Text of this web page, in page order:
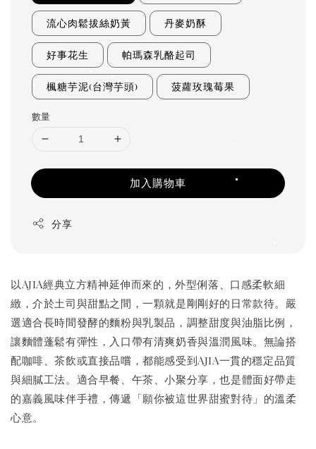
流心肉鬆拔絲奶黃 丹麥奶酥
好事花生 帕瑪森乳酪起司
楓糖芋泥(台灣芋頭) 菠蘿玫瑰莓果
數量
加入購物車
分享
以AjiA經典立方精神延伸而來的，外型俐落、口感柔軟細
緻，介於土司與甜點之間，一顆就是剛剛好的日常款待。嚴
選適合長時間發酵的麵粉與乳製品，調整甜度與油脂比例，
讓麵體蓬鬆有彈性，入口帶有清爽奶香與溫潤風味。無論搭
配咖啡、茶飲或直接品嚐，都能感受到AjiA一貫的穩定品質
與細膩工法。適合早餐、午茶、小聚分享，也是體面好帶走
的嘉義風味伴手禮，傳遞「願你被這世界甜蜜對待」的溫柔
心意。